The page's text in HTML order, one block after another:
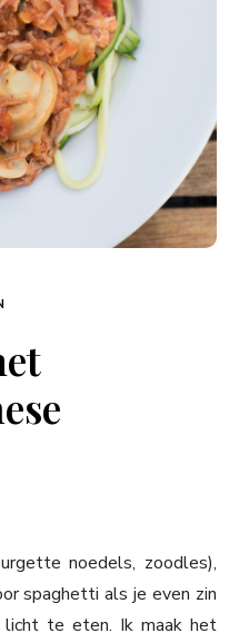
noedels, zoodles),
spaghetti als je even zin
te eten. Ik maak het